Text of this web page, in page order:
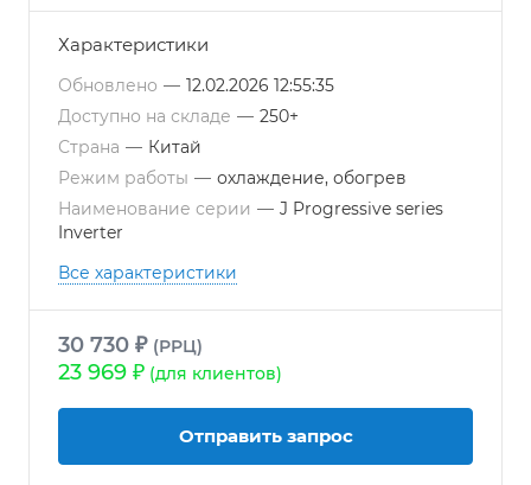
Характеристики
Обновлено — 12.02.2026 12:55:35
Доступно на складе — 250+
Страна — Китай
Режим работы — охлаждение, обогрев
Наименование серии — J Progressive series
Inverter
Все характеристики
30 730 ₽ (РРЦ)
23 969 ₽ (для клиентов)
Отправить запрос